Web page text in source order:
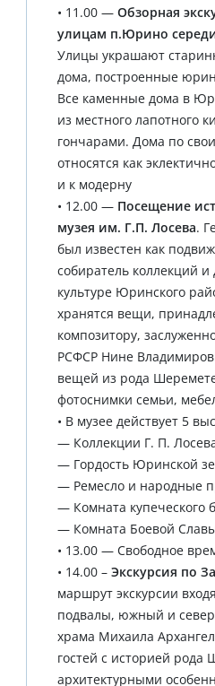
• 11.00 — Обзорная
улицам п.Юрино
Улицы украшают
дома, построенные
Все каменные дома в
из местного лапотного
гончарами. Дома по
относятся как
и к модерну
• 12.00 — Посещение
музея им. Г.П. Лосева.
был известен как
собиратель коллекций
культуре Юринского
хранятся вещи,
композитору,
РСФСР Нине
вещей из рода
фотоснимки семьи,
• В музее действует 5
— Коллекции Г. П.
— Гордость Юринской
— Ремесло и народные
— Комната купеческого
— Комната Боевой
• 13.00 — Свободное
• 14.00 – Экскурсия по
маршрут экскурсии
подвалы, южный и
храма Михаила
гостей с историей рода
архитектурными